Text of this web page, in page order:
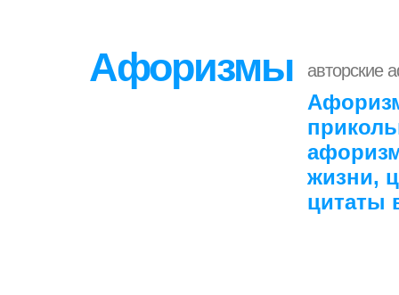
Афоризмы авторские
жизни,
цитаты